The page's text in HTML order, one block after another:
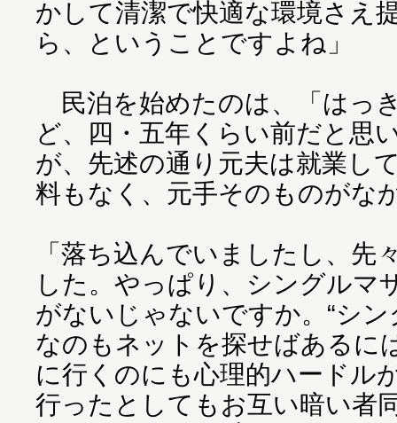
かして清潔で快適な環境さえ
ら、ということですよね」
民泊を始めたのは、「はっ
ど、四・五年くらい前だと思
が、先述の通り元夫は就業し
料もなく、元手そのものがな
「落ち込んでいましたし、先
した。やっぱり、シングルマ
がないじゃないですか。“シ
なのもネットを探せばあるに
に行くのにも心理的ハードル
行ったとしてもお互い暗い者